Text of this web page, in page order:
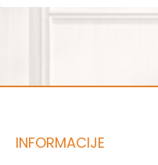
INFORMACIJE